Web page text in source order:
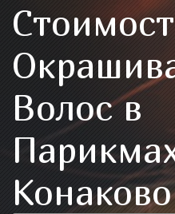
Волос в
Конаково